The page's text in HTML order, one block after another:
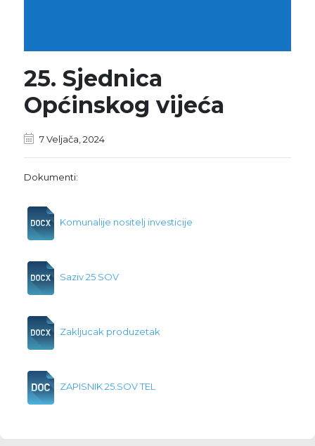
25. Sjednica
Općinskog vijeća
7 Veljača, 2024
Dokumenti:
Komunalije nositelj investicije
Saziv 25 SOV
Zakljucak produzetak
ZAPISNIK 25.SOV TEL